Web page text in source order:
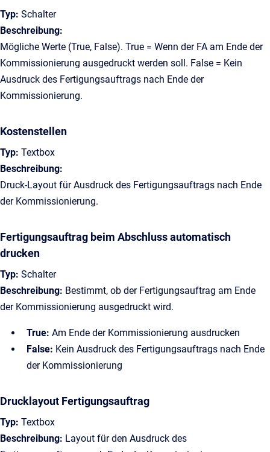
Typ: Schalter
Beschreibung:
Mögliche Werte (True, False). True = Wenn der FA am Ende der
Kommissionierung ausgedruckt werden soll. False = Kein
Ausdruck des Fertigungsauftrags nach Ende der
Kommissionierung.
Kostenstellen
Typ: Textbox
Beschreibung:
Druck-Layout für Ausdruck des Fertigungsauftrags nach Ende
der Kommissionierung.
Fertigungsauftrag beim Abschluss automatisch
drucken
Typ: Schalter
Beschreibung: Bestimmt, ob der Fertigungsauftrag am Ende
der Kommissionierung ausgedruckt wird.
True: Am Ende der Kommissionierung ausdrucken
False: Kein Ausdruck des Fertigungsauftrags nach Ende
der Kommissionierung
Drucklayout Fertigungsauftrag
Typ: Textbox
Beschreibung: Layout für den Ausdruck des